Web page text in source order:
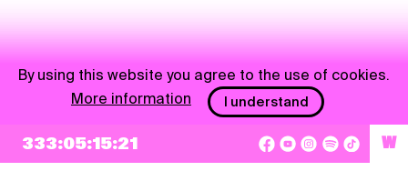
333:05:15:21 W
By using this website you agree to the use of cookies.
More information
I understand